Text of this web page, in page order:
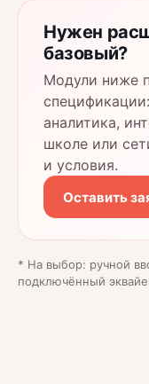
Нужен
базовый?
Модули ниже
аналитика,
школе или
и условия.
Оставить
* На выбор: ручной
подключённый